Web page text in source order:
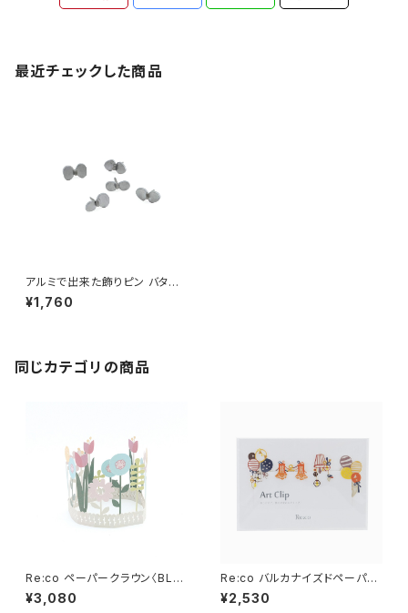
最近チェックした商品
アルミで出来た飾りピン バタフ
ライ（蝶々） 5個入／BOX入
¥1,760
同じカテゴリの商品
Re:co ペーパークラウン〈BLO
OM〉
¥3,080
Re:co バルカナイズドペーパー
アートクリップ
¥2,530